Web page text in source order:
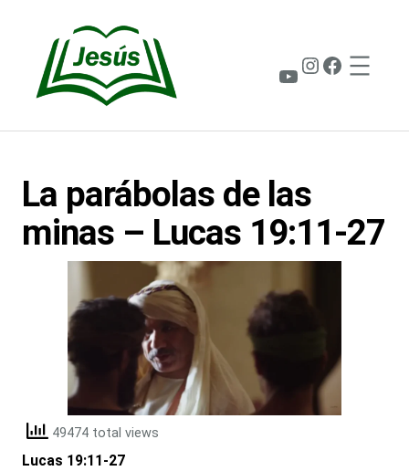
contenido
Instagram
YouTube
La parábolas de las
minas – Lucas 19:11-27
49474 total views
Lucas 19:11-27